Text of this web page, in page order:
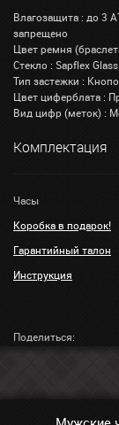
Влагозащита : до 3
запрещено
Цвет ремня
Стекло : Sapflex
Тип застежки :
Цвет циферблата :
Вид цифр (меток) :
Комплектация
Часы
Коробка в подарок!
Гарантийный талон
Инструкция
Поделиться: